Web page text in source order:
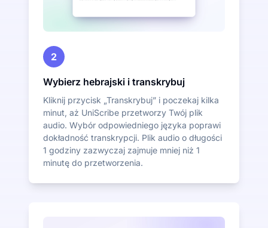
2
Wybierz hebrajski i transkrybuj
Kliknij przycisk „Transkrybuj” i poczekaj kilka
minut, aż UniScribe przetworzy Twój plik
audio. Wybór odpowiedniego języka poprawi
dokładność transkrypcji. Plik audio o długości
1 godziny zazwyczaj zajmuje mniej niż 1
minutę do przetworzenia.